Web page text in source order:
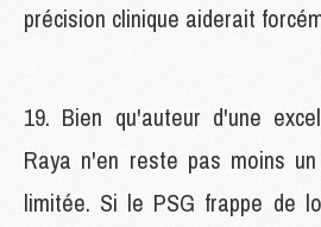
précision clinique aiderait
19. Bien qu'auteur d'une
Raya n'en reste pas moins
limitée. Si le PSG frappe de